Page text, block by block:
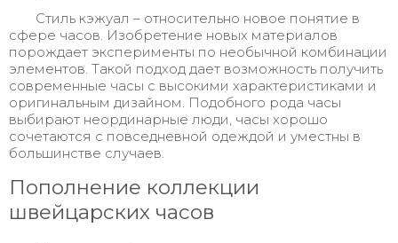
Стиль кэжуал – относительно новое понятие в
сфере часов. Изобретение новых материалов
порождает эксперименты по необычной комбинации
элементов. Такой подход дает возможность получить
современные часы с высокими характеристиками и
оригинальным дизайном. Подобного рода часы
выбирают неординарные люди, часы хорошо
сочетаются с повседневной одеждой и уместны в
большинстве случаев.
Пополнение коллекции
швейцарских часов